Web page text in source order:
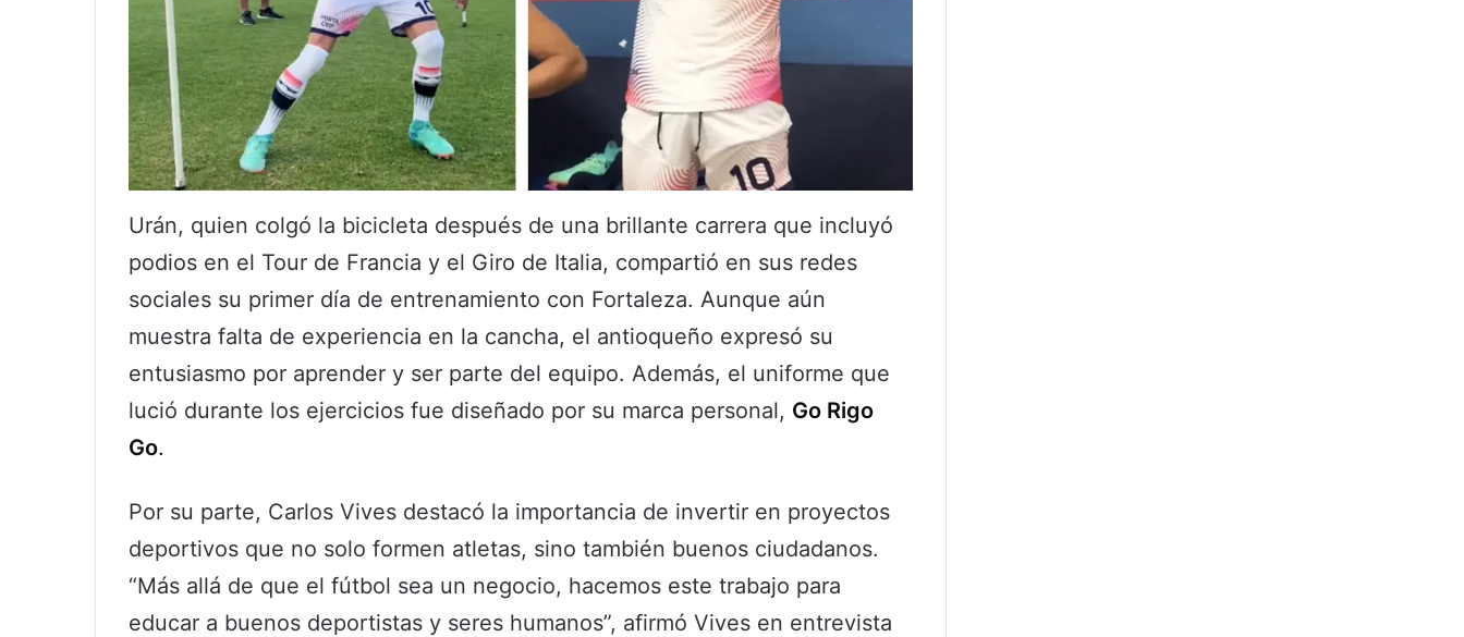
Urán, quien colgó la bicicleta después de una brillante carrera que incluyó
podios en el Tour de Francia y el Giro de Italia, compartió en sus redes
sociales su primer día de entrenamiento con Fortaleza. Aunque aún
muestra falta de experiencia en la cancha, el antioqueño expresó su
entusiasmo por aprender y ser parte del equipo. Además, el uniforme que
lució durante los ejercicios fue diseñado por su marca personal, Go Rigo
Go.
Por su parte, Carlos Vives destacó la importancia de invertir en proyectos
deportivos que no solo formen atletas, sino también buenos ciudadanos.
“Más allá de que el fútbol sea un negocio, hacemos este trabajo para
educar a buenos deportistas y seres humanos”, afirmó Vives en entrevista